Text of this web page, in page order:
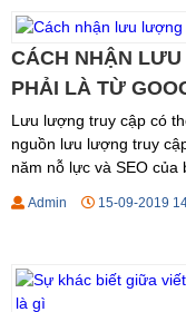
CÁCH NHẬN
PHẢI LÀ TỪ
Lưu lượng truy cập có
nguồn lưu lượng truy
năm nỗ lực và SEO của
Admin 15-09-2019